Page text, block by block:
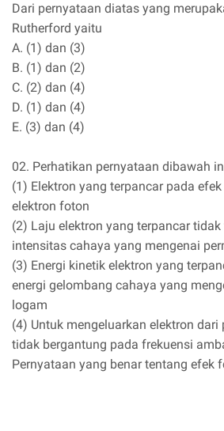
Dari pernyataan diatas yang
Rutherford yaitu
A. (1) dan (3)
B. (1) dan (2)
C. (2) dan (4)
D. (1) dan (4)
E. (3) dan (4)
02. Perhatikan pernyataan dibawah
(1) Elektron yang terpancar pada
elektron foton
(2) Laju elektron yang terpancar
intensitas cahaya yang mengenai
(3) Energi kinetik elektron yang
energi gelombang cahaya yang
logam
(4) Untuk mengeluarkan elektron
tidak bergantung pada frekuensi
Pernyataan yang benar tentang efek